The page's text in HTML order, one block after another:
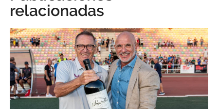
relacionadas